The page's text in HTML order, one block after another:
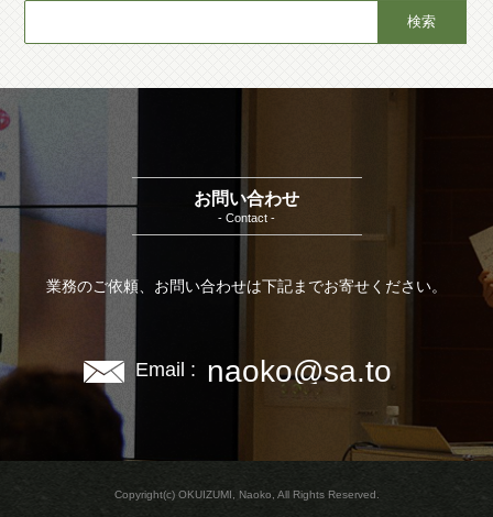
お問い合わせ
- Contact -
業務のご依頼、お問い合わせは下記までお寄せください。
Email : naoko@sa.to
Copyright(c) OKUIZUMI, Naoko, All Rights Reserved.